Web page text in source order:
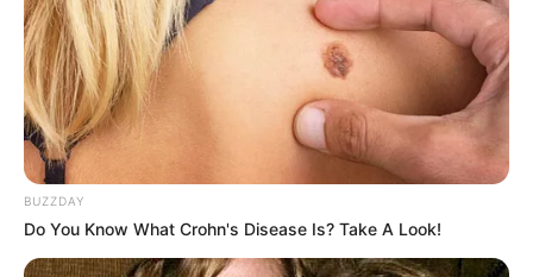
BUZZDAY
Do You Know What Crohn's Disease Is? Take A Look!